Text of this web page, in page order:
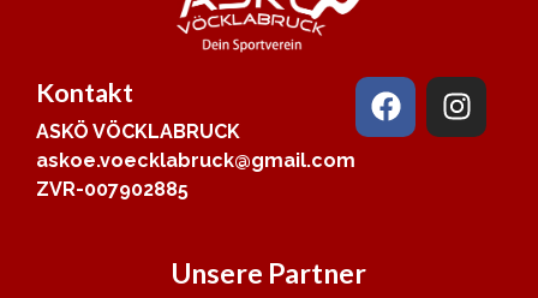
Kontakt
ASKÖ VÖCKLABRUCK
askoe.voecklabruck@gmail.com
ZVR-007902885
Unsere Partner